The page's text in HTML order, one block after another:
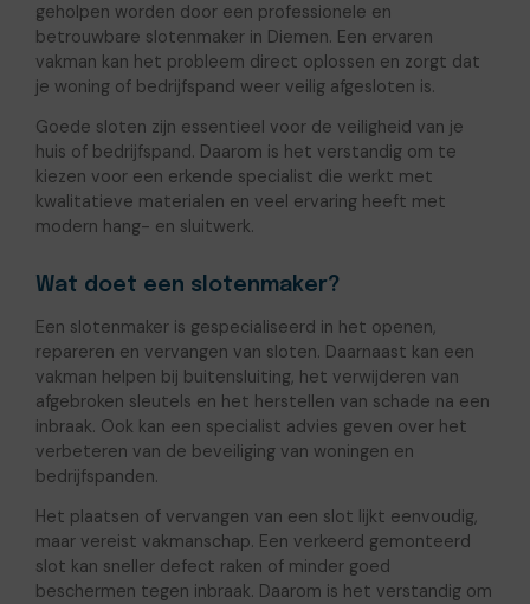
geholpen worden door een professionele en
betrouwbare slotenmaker in Diemen. Een ervaren
vakman kan het probleem direct oplossen en zorgt dat
je woning of bedrijfspand weer veilig afgesloten is.
Goede sloten zijn essentieel voor de veiligheid van je
huis of bedrijfspand. Daarom is het verstandig om te
kiezen voor een erkende specialist die werkt met
kwalitatieve materialen en veel ervaring heeft met
modern hang- en sluitwerk.
Wat doet een slotenmaker?
Een slotenmaker is gespecialiseerd in het openen,
repareren en vervangen van sloten. Daarnaast kan een
vakman helpen bij buitensluiting, het verwijderen van
afgebroken sleutels en het herstellen van schade na een
inbraak. Ook kan een specialist advies geven over het
verbeteren van de beveiliging van woningen en
bedrijfspanden.
Het plaatsen of vervangen van een slot lijkt eenvoudig,
maar vereist vakmanschap. Een verkeerd gemonteerd
slot kan sneller defect raken of minder goed
beschermen tegen inbraak. Daarom is het verstandig om